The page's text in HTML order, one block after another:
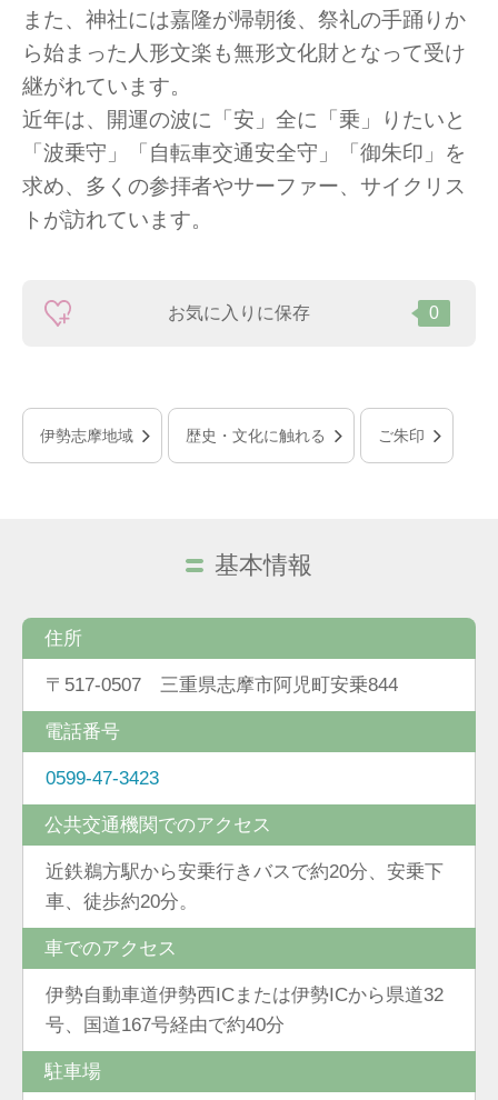
また、神社には嘉隆が帰朝後、祭礼の手踊りか
ら始まった人形文楽も無形文化財となって受け
継がれています。
近年は、開運の波に「安」全に「乗」りたいと
「波乗守」「自転車交通安全守」「御朱印」を
求め、多くの参拝者やサーファー、サイクリス
トが訪れています。
お気に入りに保存 0
伊勢志摩地域 歴史・文化に触れる ご朱印
基本情報
住所
〒517-0507 三重県志摩市阿児町安乗844
電話番号
0599-47-3423
公共交通機関でのアクセス
近鉄鵜方駅から安乗行きバスで約20分、安乗下
車、徒歩約20分。
車でのアクセス
伊勢自動車道伊勢西ICまたは伊勢ICから県道32
号、国道167号経由で約40分
駐車場